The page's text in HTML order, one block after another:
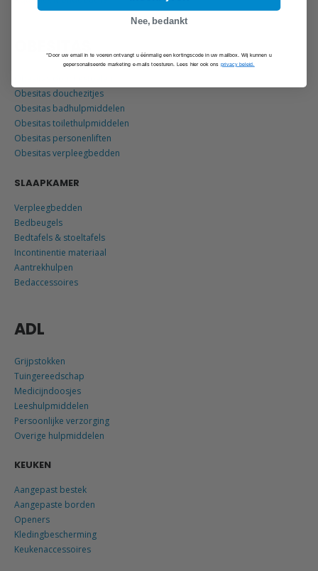
Obesitas douchezitjes
Obesitas badhulpmiddelen
Obesitas toilethulpmiddelen
Obesitas personenliften
Obesitas verpleegbedden
SLAAPKAMER
Verpleegbedden
Bedbeugels
Bedtafels & stoeltafels
Incontinentie materiaal
Aantrekhulpen
Bedaccessoires
ADL
Grijpstokken
Tuingereedschap
Medicijndoosjes
Leeshulpmiddelen
Persoonlijke verzorging
Overige hulpmiddelen
KEUKEN
Aangepast bestek
Aangepaste borden
Openers
Kledingbescherming
Keukenaccessoires
Nee, bedankt
*Door uw email in te voeren ontvangt u éénmalig een kortingscode in uw mailbox. Wij kunnen u
gepersonaliseerde marketing e-mails toesturen. Lees hier ook ons privacy beleid.